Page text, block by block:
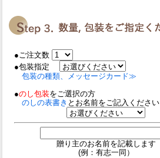
●ご注文数
●包装指定
包装の種類、メッセージカード≫
●のし包装をご選択の方
のしの表書き とお名前をご記入ください
贈り主のお名前を記載します
(例：有志一同）